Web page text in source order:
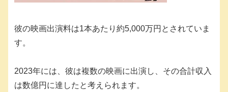
彼の映画出演料は1本あたり約5,000万円とされていま
す。
2023年には、彼は複数の映画に出演し、その合計収入
は数億円に達したと考えられます。